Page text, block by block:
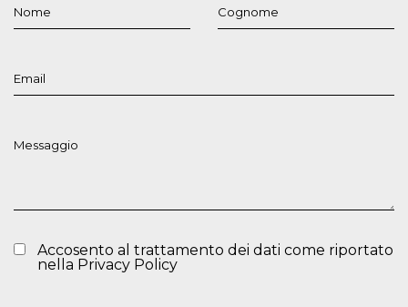
Accosento al trattamento dei dati come riportato
nella Privacy Policy